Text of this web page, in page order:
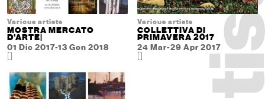
Various artists
MOSTRA MERCATO
D'ARTE|
01 Dic 2017-13 Gen 2018
[]
Various artists
COLLETTIVA DI
PRIMAVERA 2017
24 Mar-29 Apr 2017
[]